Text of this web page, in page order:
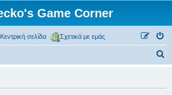
Game Corner
Κεντρική σελίδα Σχετικά με εμάς